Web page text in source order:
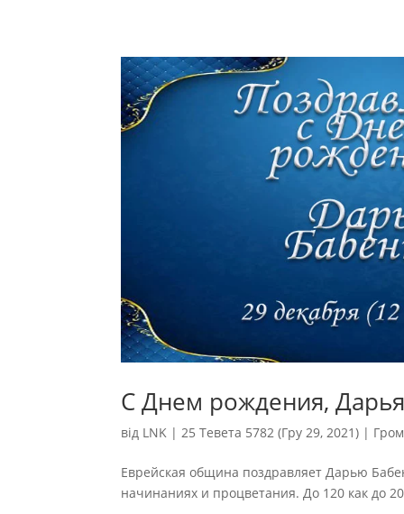
С Днем рождения,
від LNK |25 Тевета 5782 (Гру 29, 2021) |
Еврейская община поздравляет Дарью
начинаниях и процветания. До 120 как до